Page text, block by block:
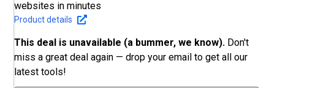
websites in minutes
Product details
This deal is unavailable (a bummer, we know). Don't
miss a great deal again — drop your email to get all our
latest tools!